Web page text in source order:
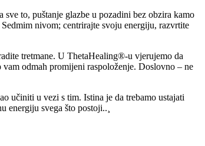
to, puštanje glazbe u pozadini bez obzira kamo
nivom; centrirajte svoju energiju, razvrtite
tretmane. U ThetaHealing®-u vjerujemo da
odmah promijeni raspoloženje. Doslovno – ne
učiniti u vezi s tim. Istina je da trebamo ustajati
svega što postoji..¸